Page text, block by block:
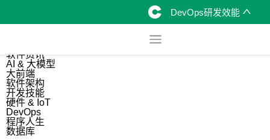
DevOps研发效能
软件资讯
AI & 大模型
大前端
软件架构
开发技能
硬件 & IoT
DevOps
程序人生
数据库